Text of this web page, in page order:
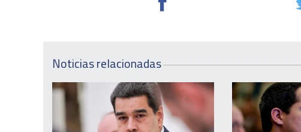
Noticias relacionadas